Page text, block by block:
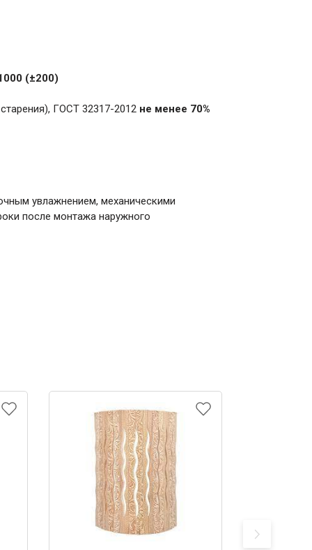
(±200)
ГОСТ 32317-2012 не менее 70%
увлажнением, механическими
после монтажа наружного